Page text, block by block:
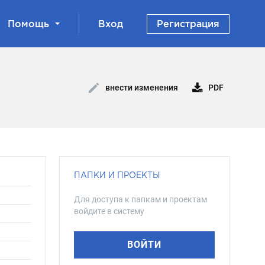
Помощь Вход Регистрация
внести изменения PDF
ПАПКИ И ПРОЕКТЫ
Для доступа к папкам и проектам
войдите в систему
ВОЙТИ